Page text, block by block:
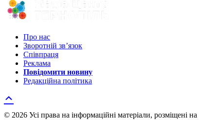
Про нас
Зворотній зв’язок
Співпраця
Реклама
Повідомити новину
Редакційна політика
© 2026 Усі права на інформаційні матеріали, розміщені на